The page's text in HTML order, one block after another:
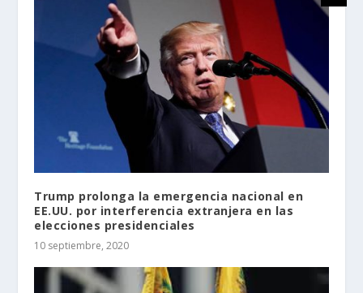
Trump prolonga la emergencia nacional en
EE.UU. por interferencia extranjera en las
elecciones presidenciales
10 septiembre, 2020